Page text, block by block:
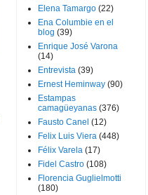
Elena Tamargo (22)
Ena Columbie en el
blog (39)
Enrique José Varona
(14)
Entrevista (39)
Ernest Heminway (90)
Estampas
camagüeyanas (376)
Fausto Canel (12)
Felix Luis Viera (448)
Félix Varela (17)
Fidel Castro (108)
Florencia Guglielmotti
(180)